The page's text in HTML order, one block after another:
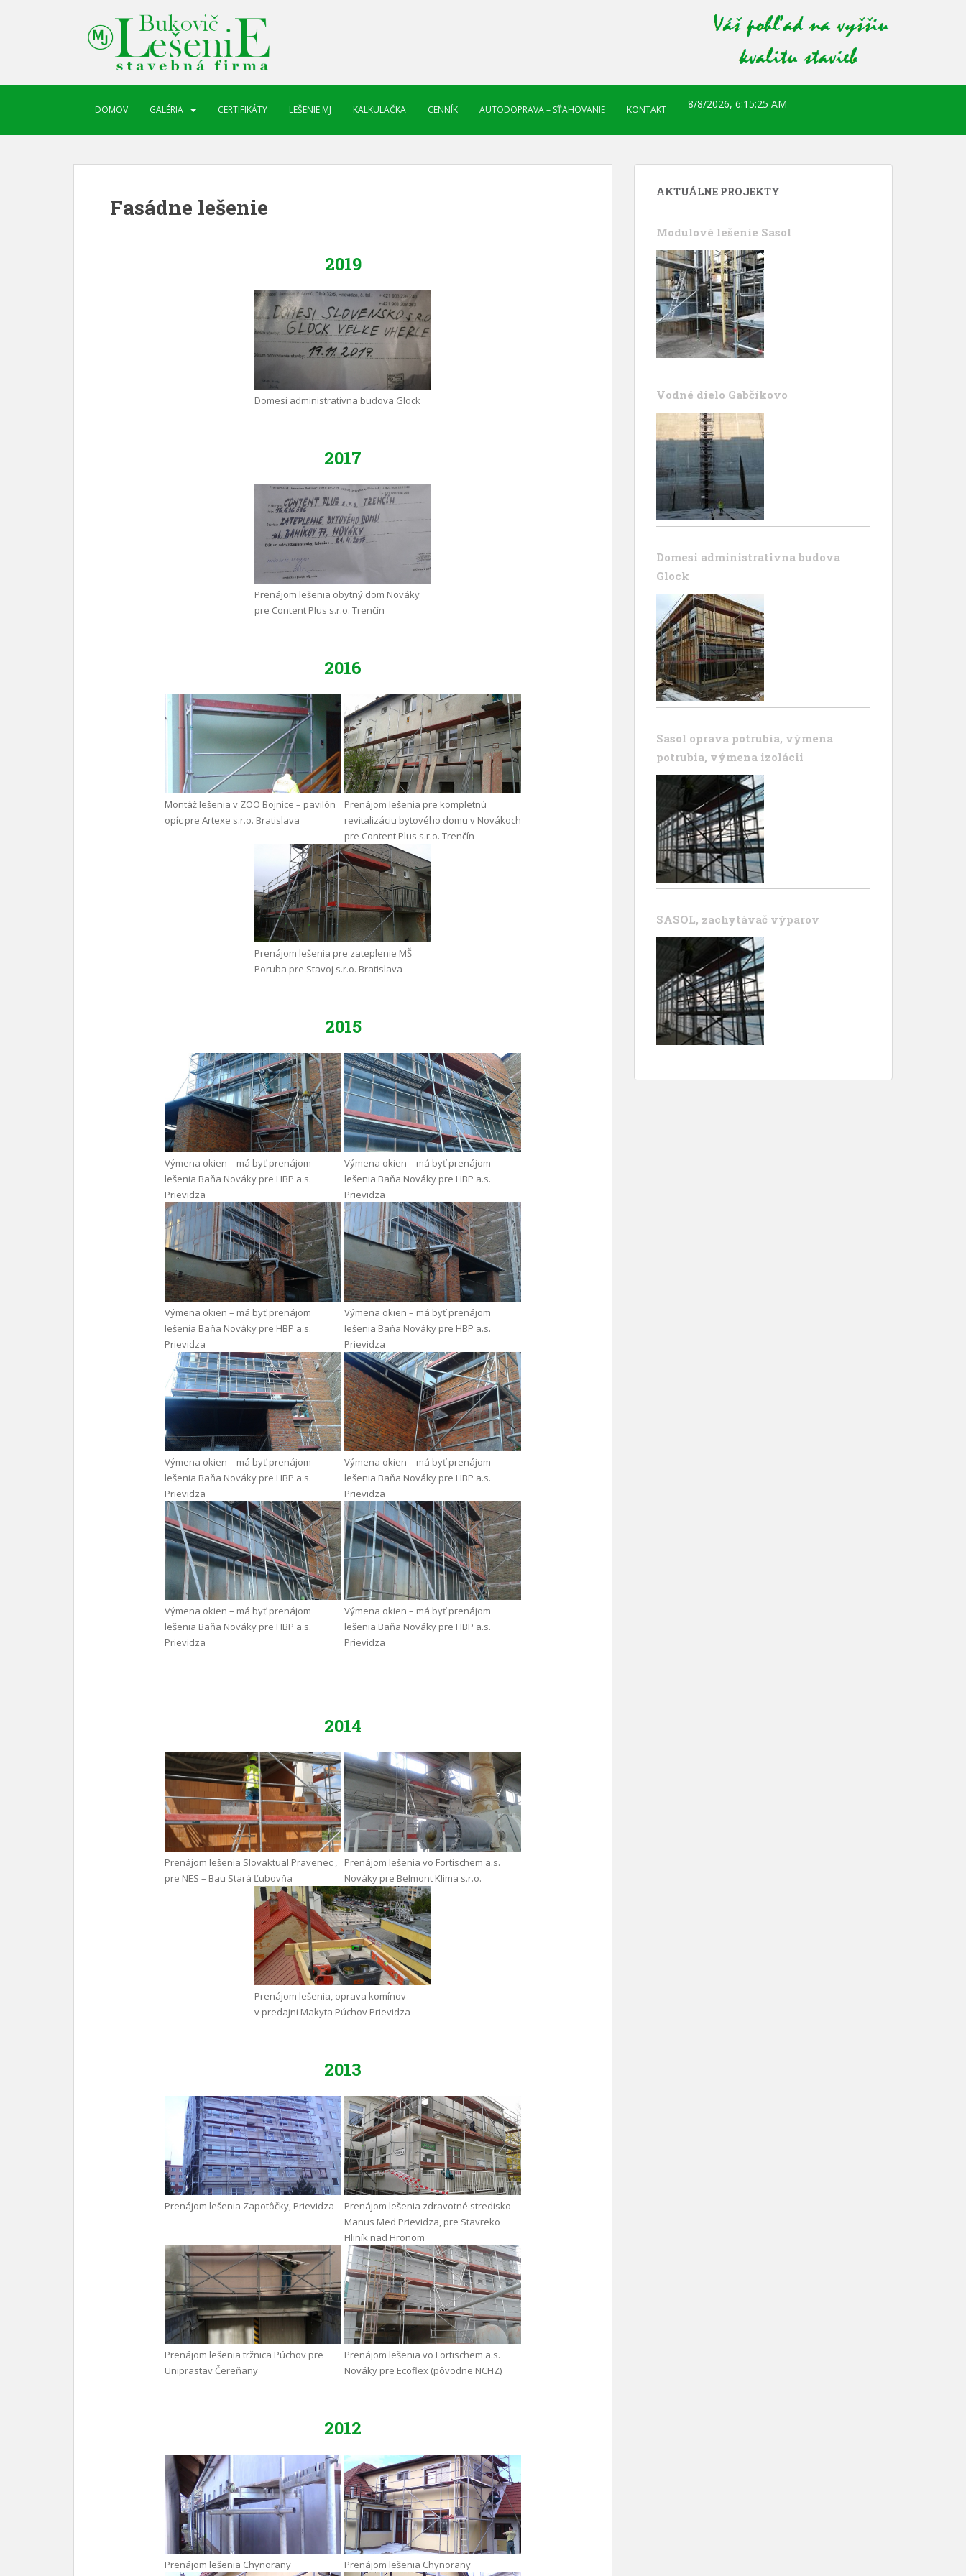
DOMOV GALÉRIA CERTIFIKÁTY LEŠENIE MJ KALKULAČKA CENNÍK AUTODOPRAVA – SŤAHOVANIE KONTAKT 8/8/2026, 6:15:26 AM
Fasádne lešenie
2019
Domesi administrativna budova Glock
2017
Prenájom lešenia obytný dom Nováky
pre Content Plus s.r.o. Trenčín
2016
Montáž lešenia v ZOO Bojnice – pavilón
opíc pre Artexe s.r.o. Bratislava
Prenájom lešenia pre kompletnú
revitalizáciu bytového domu v Novákoch
pre Content Plus s.r.o. Trenčín
Prenájom lešenia pre zateplenie MŠ
Poruba pre Stavoj s.r.o. Bratislava
2015
Výmena okien – má byť prenájom
lešenia Baňa Nováky pre HBP a.s.
Prievidza
Výmena okien – má byť prenájom
lešenia Baňa Nováky pre HBP a.s.
Prievidza
Výmena okien – má byť prenájom
lešenia Baňa Nováky pre HBP a.s.
Prievidza
Výmena okien – má byť prenájom
lešenia Baňa Nováky pre HBP a.s.
Prievidza
Výmena okien – má byť prenájom
lešenia Baňa Nováky pre HBP a.s.
Prievidza
Výmena okien – má byť prenájom
lešenia Baňa Nováky pre HBP a.s.
Prievidza
Výmena okien – má byť prenájom
lešenia Baňa Nováky pre HBP a.s.
Prievidza
Výmena okien – má byť prenájom
lešenia Baňa Nováky pre HBP a.s.
Prievidza
2014
Prenájom lešenia Slovaktual Pravenec ,
pre NES – Bau Stará Ľubovňa
Prenájom lešenia vo Fortischem a.s.
Nováky pre Belmont Klima s.r.o.
Prenájom lešenia, oprava komínov
v predajni Makyta Púchov Prievidza
2013
Prenájom lešenia Zapotôčky, Prievidza
Prenájom lešenia zdravotné stredisko
Manus Med Prievidza, pre Stavreko
Hliník nad Hronom
Prenájom lešenia tržnica Púchov pre
Uniprastav Čereňany
Prenájom lešenia vo Fortischem a.s.
Nováky pre Ecoflex (pôvodne NCHZ)
2012
Prenájom lešenia Chynorany Prenájom lešenia Chynorany
AKTUÁLNE PROJEKTY
Modulové lešenie Sasol
Vodné dielo Gabčíkovo
Domesi administrativna budova
Glock
Sasol oprava potrubia, výmena
potrubia, výmena izolácii
SASOL, zachytávač výparov